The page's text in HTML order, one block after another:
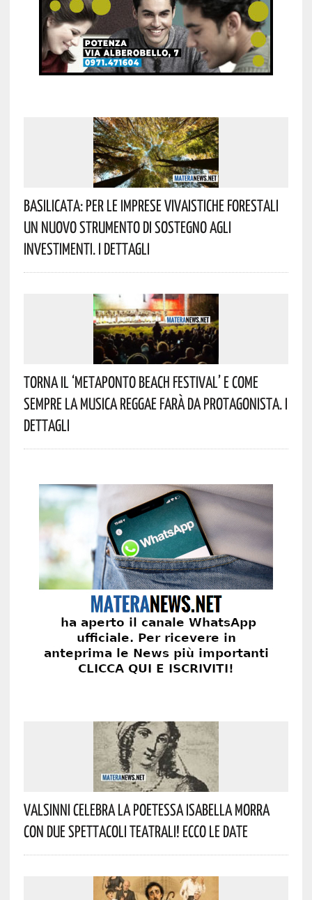
Basilicata: Per Le Imprese Vivaistiche Forestali
Un Nuovo Strumento Di Sostegno Agli
Investimenti. I Dettagli
Torna Il ‘Metaponto Beach Festival’ E Come
Sempre La Musica Reggae Farà Da Protagonista. I
Dettagli
Valsinni Celebra La Poetessa Isabella Morra
Con Due Spettacoli Teatrali! Ecco Le Date